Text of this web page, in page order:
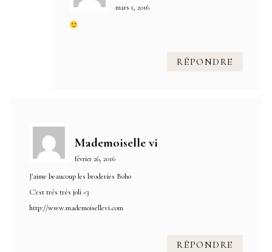
mars 1, 2016
RÉPONDRE
Mademoiselle vi
février 26, 2016
J'aime beaucoup les broderies Boho
C'est très très joli <3
http://www.mademoisellevi.com
RÉPONDRE